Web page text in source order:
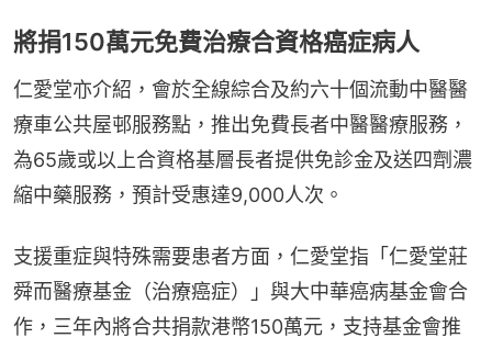
將捐150萬元免費治療合資格癌症病人
仁愛堂亦介紹，會於全線綜合及約六十個流動中醫醫
療車公共屋邨服務點，推出免費長者中醫醫療服務，
為65歲或以上合資格基層長者提供免診金及送四劑濃
縮中藥服務，預計受惠達9,000人次。
支援重症與特殊需要患者方面，仁愛堂指「仁愛堂莊
舜而醫療基金（治療癌症）」與大中華癌病基金會合
作，三年內將合共捐款港幣150萬元，支持基金會推